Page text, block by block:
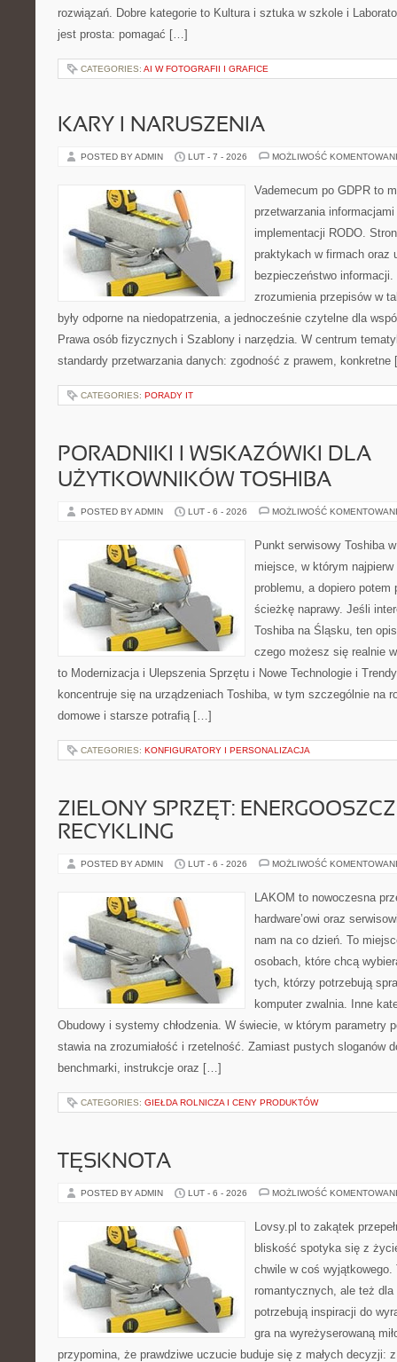
rozwiązań. Dobre kategorie to Kultura i sztuka w szkole i
jest prosta: pomagać […]
CATEGORIES: AI W FOTOGRAFII I GRAFICE
KARY I NARUSZENIA
POSTED BY ADMIN LUT - 7 - 2026 MOŻLIWOŚĆ
Vademecum po GDPR to
przetwarzania
implementacji RODO.
praktykach w firmach oraz
bezpieczeństwo informacji.
zrozumienia przepisów w
były odporne na niedopatrzenia, a jednocześnie czytelne dla
Prawa osób fizycznych i Szablony i narzędzia. W centrum
standardy przetwarzania danych: zgodność z prawem,
CATEGORIES: PORADY IT
PORADNIKI I WSKAZÓWKI DLA
UŻYTKOWNIKÓW TOSHIBA
POSTED BY ADMIN LUT - 6 - 2026 MOŻLIWOŚĆ
Punkt serwisowy Toshiba
miejsce, w którym
problemu, a dopiero potem
ścieżkę naprawy. Jeśli
Toshiba na Śląsku, ten
czego możesz się realnie
to Modernizacja i Ulepszenia Sprzętu i Nowe Technologie i
koncentruje się na urządzeniach Toshiba, w tym szczególnie na
domowe i starsze potrafią […]
CATEGORIES: KONFIGURATORY I PERSONALIZACJA
ZIELONY SPRZĘT:
RECYKLING
POSTED BY ADMIN LUT - 6 - 2026 MOŻLIWOŚĆ
LAKOM to nowoczesna
hardware’owi oraz
nam na co dzień. To
osobach, które chcą
tych, którzy potrzebują
komputer zwalnia. Inne
Obudowy i systemy chłodzenia. W świecie, w którym parametry
stawia na zrozumiałość i rzetelność. Zamiast pustych sloganów
benchmarki, instrukcje oraz […]
CATEGORIES: GIEŁDA ROLNICZA I CENY PRODUKTÓW
TĘSKNOTA
POSTED BY ADMIN LUT - 6 - 2026 MOŻLIWOŚĆ
Lovsy.pl to zakątek
bliskość spotyka się z
chwile w coś wyjątkowego.
romantycznych, ale też
potrzebują inspiracji do
gra na wyreżyserowaną
przypomina, że prawdziwe uczucie buduje się z małych decyzji: